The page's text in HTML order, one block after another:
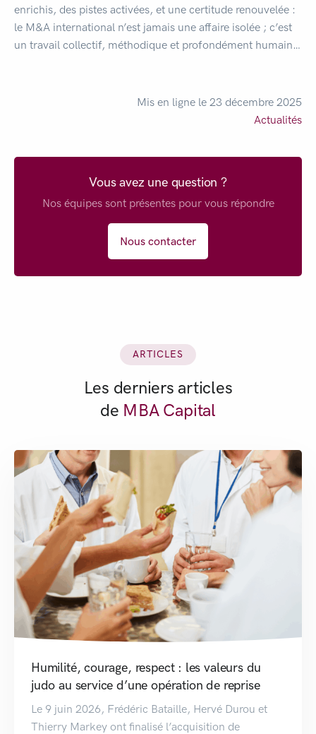
enrichis, des pistes activées, et une certitude renouvelée :
le M&A international n’est jamais une affaire isolée ; c’est
un travail collectif, méthodique et profondément humain…
Mis en ligne le 23 décembre 2025
Actualités
Vous avez une question ?
Nos équipes sont présentes pour vous répondre
Nous contacter
ARTICLES
Les derniers articles
de MBA Capital
Humilité, courage, respect : les valeurs du
judo au service d’une opération de reprise
Le 9 juin 2026, Frédéric Bataille, Hervé Durou et
Thierry Markey ont finalisé l’acquisition de